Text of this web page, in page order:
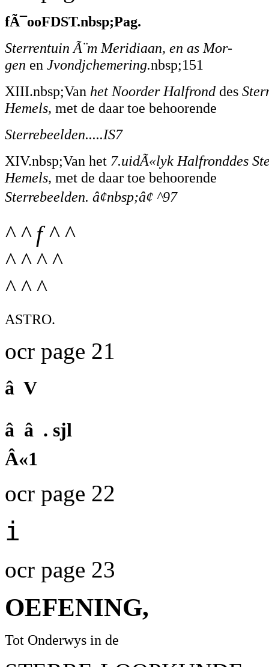
fÃ¯ooFDST.nbsp;Pag.
Sterrentuin Ã¨m Meridiaan, en as Mor-
gen en Jvondjchemering.nbsp;151
XIII.nbsp;Van het Noorder Halfrond des
Hemels, met de daar toe behoorende
Sterrebeelden.....IS7
XIV.nbsp;Van het 7.uidÃ«lyk Halfronddes
Hemels, met de daar toe behoorende
Sterrebeelden. â¢nbsp;â¢ ^97
^ ^ f ^ ^
^ ^ ^ ^
^ ^ ^
ASTRO.
ocr page 21
â V
â â . sjl
Â«1
ocr page 22
i
ocr page 23
OEFENING,
Tot Onderwys in de